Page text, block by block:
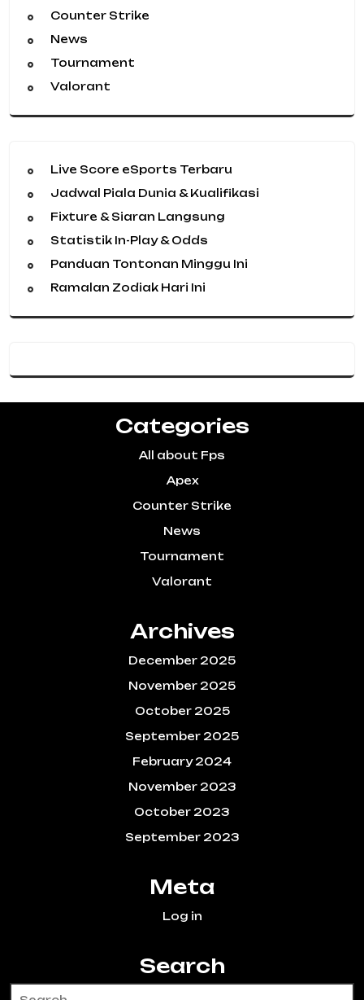
Counter Strike
News
Tournament
Valorant
Live Score eSports Terbaru
Jadwal Piala Dunia & Kualifikasi
Fixture & Siaran Langsung
Statistik In-Play & Odds
Panduan Tontonan Minggu Ini
Ramalan Zodiak Hari Ini
Categories
All about Fps
Apex
Counter Strike
News
Tournament
Valorant
Archives
December 2025
November 2025
October 2025
September 2025
February 2024
November 2023
October 2023
September 2023
Meta
Log in
Search